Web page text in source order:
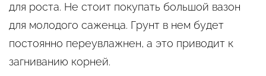
для роста. Не стоит покупать большой вазон
для молодого саженца. Грунт в нем будет
постоянно переувлажнен, а это приводит к
загниванию корней.